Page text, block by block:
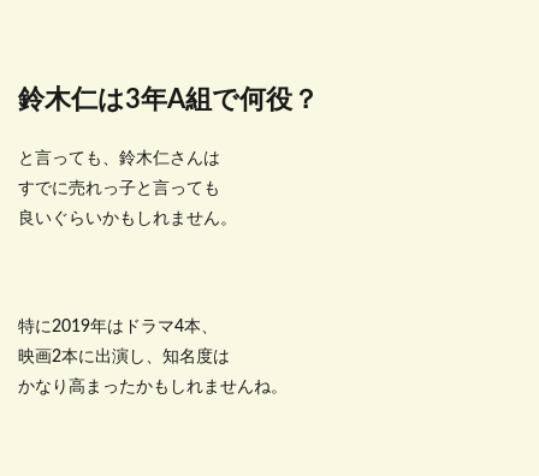
鈴木仁は3年A組で何役？
と言っても、鈴木仁さんは
すでに売れっ子と言っても
良いぐらいかもしれません。
特に2019年はドラマ4本、
映画2本に出演し、知名度は
かなり高まったかもしれませんね。